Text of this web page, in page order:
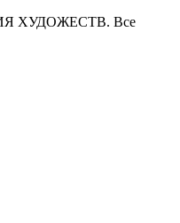
ХУДОЖЕСТВ. Все